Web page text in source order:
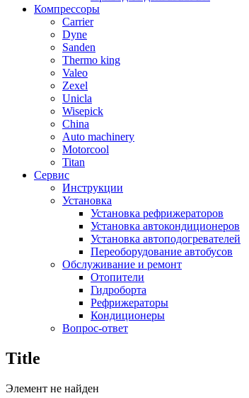
Компрессоры
Carrier
Dyne
Sanden
Thermo king
Valeo
Zexel
Unicla
Wisepick
China
Auto machinery
Motorcool
Titan
Сервис
Инструкции
Установка
Установка рефрижераторов
Установка автокондиционеров
Установка автоподогревателей
Переоборудование автобусов
Обслуживание и ремонт
Отопители
Гидроборта
Рефрижераторы
Кондиционеры
Вопрос-ответ
Title
Элемент не найден